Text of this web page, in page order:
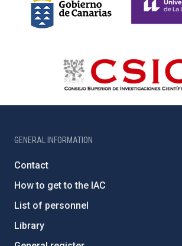
GENERAL INFORMATION
Contact
How to get to the IAC
List of personnel
Library